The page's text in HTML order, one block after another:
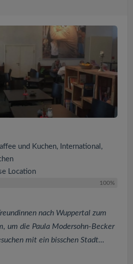
und Kuchen, International,
Location
100%
nach Wuppertal zum
um die Paula Modersohn-Becker
mit ein bisschen Stadt...